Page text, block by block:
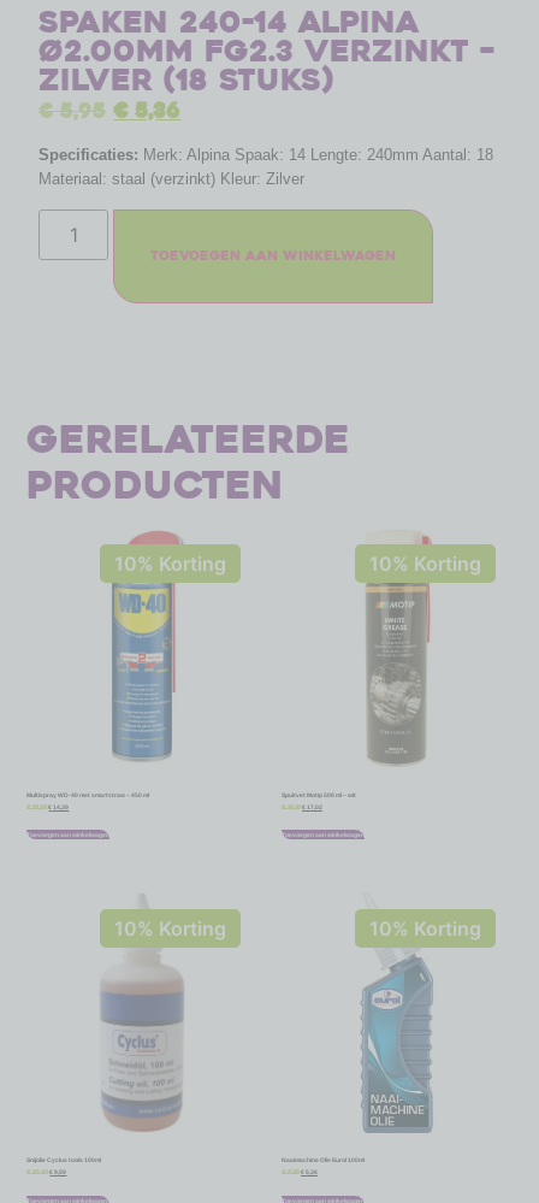
Spaken 240-14 Alpina
ø2.00mm FG2.3 verzinkt –
zilver (18 stuks)
€5,95 €5,36
Specificaties: Merk: Alpina Spaak: 14 Lengte: 240mm Aantal: 18
Materiaal: staal (verzinkt) Kleur: Zilver
Toevoegen aan winkelwagen
Gerelateerde
producten
10% Korting
Multispray WD-40 met smartstraw – 450 ml
€ 15,99 € 14,39
Toevoegen aan winkelwagen
10% Korting
Spuitvet Motip 500 ml – wit
€ 18,91 € 17,02
Toevoegen aan winkelwagen
10% Korting
Snijolie Cyclus tools 100ml
€ 10,65 € 9,59
Toevoegen aan winkelwagen
10% Korting
Naaimachine Olie Eurol 100ml
€ € 5,36
Toevoegen aan winkelwagen